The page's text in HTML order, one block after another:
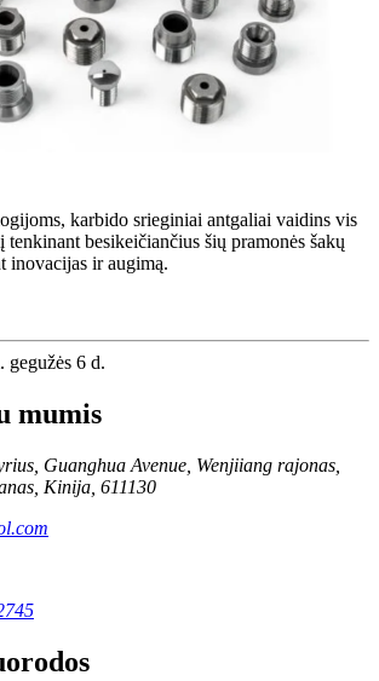
karbido srieginiai antgaliai vaidins vis
tenkinant besikeičiančius šių pramonės šakų
inovacijas ir augimą.
gegužės 6 d.
mumis
Guanghua Avenue, Wenjiiang rajonas,
Kinija, 611130